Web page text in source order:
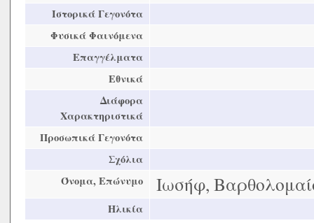
Ιστορικά Γεγονότα
Φυσικά Φαινόμενα
Επαγγέλματα
Εθνικά
Διάφορα
Χαρακτηριστικά
Προσωπικά Γεγονότα
Σχόλια
Όνομα, Επώνυμο
Ιωσήφ,
Ηλικία